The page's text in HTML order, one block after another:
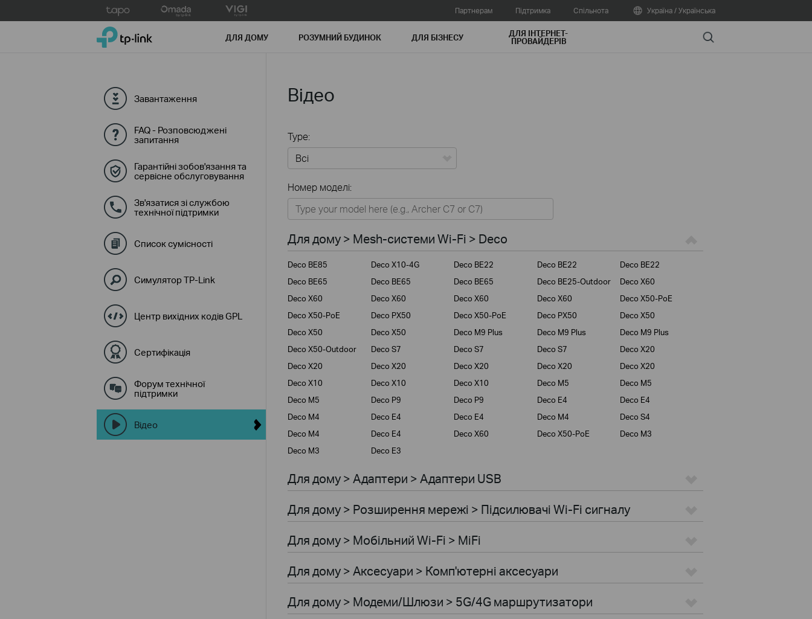
to
Партнерам Підтримка Спільнота Україна / Українська
TP-Link, Reliably Smart ДЛЯ ДОМУ РОЗУМНИЙ БУДИНОК ДЛЯ БIЗНЕСУ ДЛЯ ІНТЕРНЕТ-
ПРОВАЙДЕРІВ Search
Завантаження
FAQ - Розповсюджені
запитання
Гарантійні зобов'язання та
сервісне обслуговування
Зв'язатися зі службою
технічної підтримки
Список сумісності
Симулятор TP-Link
Центр вихідних кодів GPL
Сертифікація
Форум технічної
підтримки
Відео
Відео
Type:
Для дому
Розумний будинок
Для бiзнесу
Для інтернет-провайдерів
Номер моделі:
Для дому > Mesh-системи Wi-Fi > Deco
Deco BE85 Deco X10-4G Deco BE22 Deco BE22
Deco BE22
Deco BE65
Deco BE65 Deco BE65 Deco BE25-Outdoor
Deco X60
Deco X60
Deco X60 Deco X60 Deco X60
Deco X50-PoE
Deco X50-PoE
Deco PX50 Deco X50-PoE Deco PX50
Deco X50
Deco X50
Deco X50 Deco M9 Plus Deco M9 Plus
Deco M9 Plus
Deco X50-Outdoor
Deco S7 Deco S7 Deco S7
Deco X20
Deco X20
Deco X20 Deco X20 Deco X20
Deco X20
Deco X10
Deco X10 Deco X10 Deco M5
Deco M5
Deco M5
Deco P9 Deco P9 Deco E4
Deco E4
Deco M4
Deco E4 Deco E4 Deco M4
Deco S4
Deco M4
Deco E4 Deco X60 Deco X50-PoE
Deco M3
Deco M3
Deco E3
Для дому > Адаптери > Адаптери USB
Для дому > Розширення мережi > Підсилювачi Wi-Fi сигналу
Для дому > Мобiльний Wi-Fi > MiFi
Для дому > Аксесуари > Комп'ютернi аксесуари
Для дому > Модеми/Шлюзи > 5G/4G маршрутизатори